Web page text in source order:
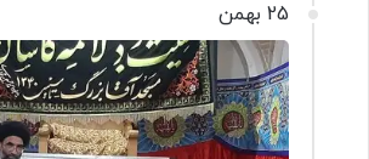
25 بهمن